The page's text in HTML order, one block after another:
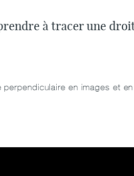
à tracer une
perpendiculaire en images et